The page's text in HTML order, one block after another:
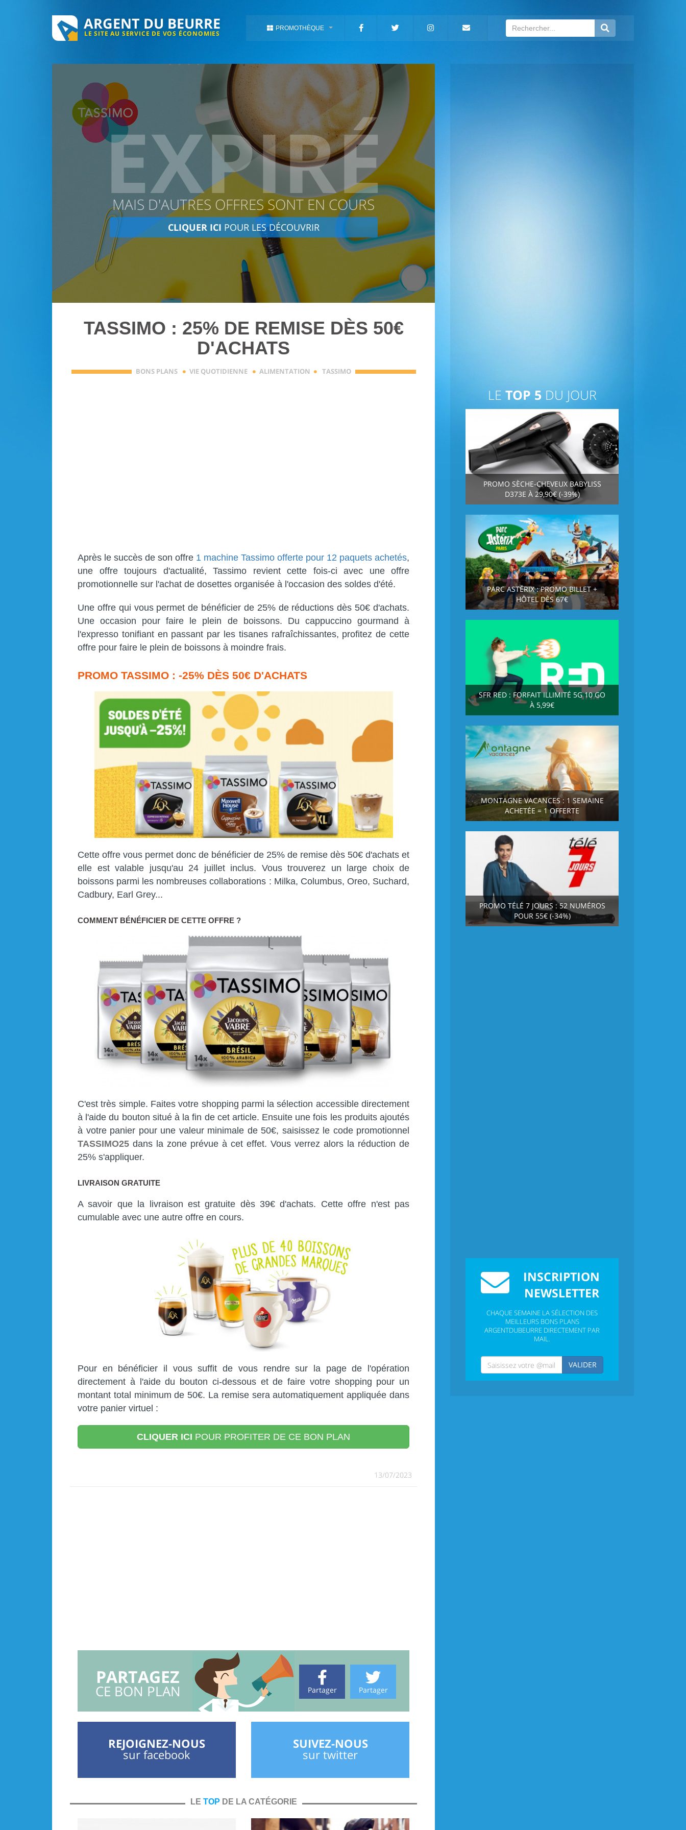
ARGENT DU BEURRE
LE SITE AU SERVICE DE VOS ÉCONOMIES
PROMOTHÈQUE
EXPIRÉ
MAIS D'AUTRES OFFRES SONT EN COURS
CLIQUER ICI POUR LES DÉCOUVRIR
TASSIMO : 25% DE REMISE DÈS 50€
D'ACHATS
BONS PLANS · VIE QUOTIDIENNE · ALIMENTATION · TASSIMO
Après le succès de son offre 1 machine Tassimo offerte pour 12 paquets achetés,
une offre toujours d'actualité, Tassimo revient cette fois-ci avec une offre
promotionnelle sur l'achat de dosettes organisée à l'occasion des soldes d'été.
Une offre qui vous permet de bénéficier de 25% de réductions dès 50€ d'achats.
Une occasion pour faire le plein de boissons. Du cappuccino gourmand à
l'expresso tonifiant en passant par les tisanes rafraîchissantes, profitez de cette
offre pour faire le plein de boissons à moindre frais.
PROMO TASSIMO : -25% DÈS 50€ D'ACHATS
Cette offre vous permet donc de bénéficier de 25% de remise dès 50€ d'achats et
elle est valable jusqu'au 24 juillet inclus. Vous trouverez un large choix de
boissons parmi les nombreuses collaborations : Milka, Columbus, Oreo, Suchard,
Cadbury, Earl Grey...
COMMENT BÉNÉFICIER DE CETTE OFFRE ?
C'est très simple. Faites votre shopping parmi la sélection accessible directement
à l'aide du bouton situé à la fin de cet article. Ensuite une fois les produits ajoutés
à votre panier pour une valeur minimale de 50€, saisissez le code promotionnel
TASSIMO25 dans la zone prévue à cet effet. Vous verrez alors la réduction de
25% s'appliquer.
LIVRAISON GRATUITE
A savoir que la livraison est gratuite dès 39€ d'achats. Cette offre n'est pas
cumulable avec une autre offre en cours.
Pour en bénéficier il vous suffit de vous rendre sur la page de l'opération
directement à l'aide du bouton ci-dessous et de faire votre shopping pour un
montant total minimum de 50€. La remise sera automatiquement appliquée dans
votre panier virtuel :
CLIQUER ICI POUR PROFITER DE CE BON PLAN
13/07/2023
PARTAGEZ
CE BON PLAN Partager
Partager
REJOIGNEZ-NOUS
sur facebook
SUIVEZ-NOUS
sur twitter
LE TOP DE LA CATÉGORIE
LE TOP 5 DU JOUR
PROMO SÈCHE-CHEVEUX BABYLISS
D373E À 29,90€ (-39%)
PARC ASTÉRIX : PROMO BILLET +
HÔTEL DÈS 67€
SFR RED : FORFAIT ILLIMITÉ 5G 10 GO
À 5,99€
MONTAGNE VACANCES : 1 SEMAINE
ACHETÉE = 1 OFFERTE
PROMO TÉLÉ 7 JOURS : 52 NUMÉROS
POUR 55€ (-34%)
INSCRIPTION
NEWSLETTER
CHAQUE SEMAINE LA SÉLECTION DES
MEILLEURS BONS PLANS
ARGENTDUBEURRE DIRECTEMENT PAR
MAIL.
VALIDER